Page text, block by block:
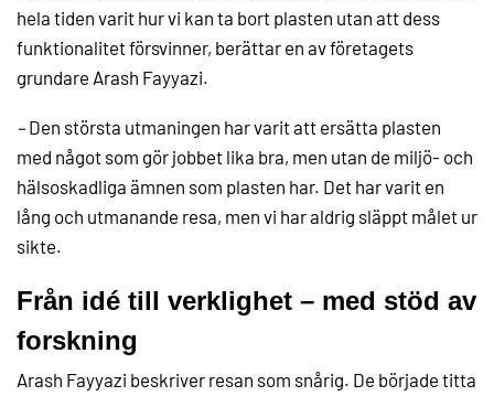
hela tiden varit hur vi kan ta bort plasten utan att dess
funktionalitet försvinner, berättar en av företagets
grundare Arash Fayyazi.
–Den största utmaningen har varit att ersätta plasten
med något som gör jobbet lika bra, men utan de miljö- och
hälsoskadliga ämnen som plasten har. Det har varit en
lång och utmanande resa, men vi har aldrig släppt målet ur
sikte.
Från idé till verklighet – med stöd av
forskning
Arash Fayyazi beskriver resan som snårig. De började titta